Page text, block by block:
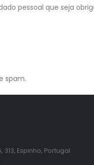
pessoal que seja
spam.
313, Espinho, Portugal